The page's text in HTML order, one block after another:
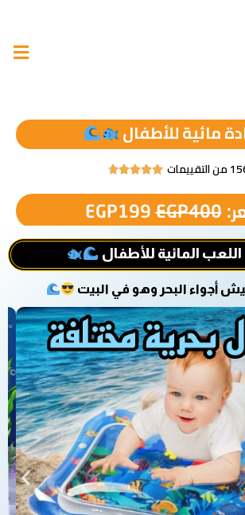
مائية للأطفال
التقييمات 




EGP400
EGP199
المائية للأطفال
أجواء البحر وهو في البيت